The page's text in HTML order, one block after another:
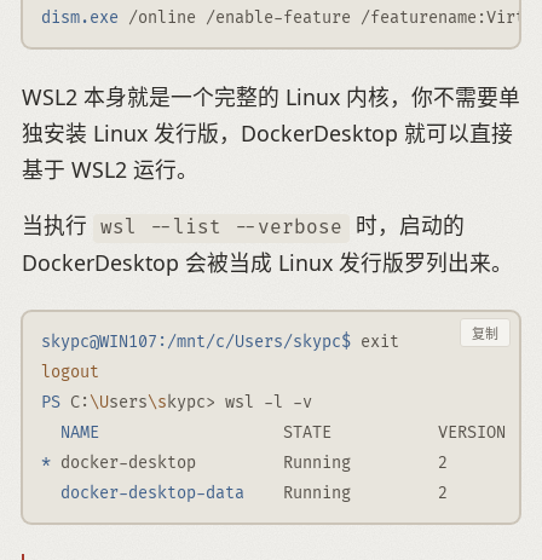
dism.exe /online /enable-feature /
WSL2 本身就是一个完整的 Linux 内核，你不需要单
独安装 Linux 发行版，DockerDesktop 就可以直接
基于 WSL2 运行。
当执行
wsl --list --verbose
时，启动的
DockerDesktop 会被当成 Linux 发行版罗列出来。
skypc@WIN107:/mnt/c/Users/skypc$ exit
logout
PS C: \Users\skypc> wsl -l
-v
NAME
                   STATE           VERSION
* docker-desktop         Running         2
docker-desktop-data
    Running         2
复制